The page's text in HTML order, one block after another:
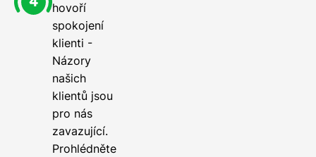
hovoří
spokojení
klienti -
Názory
našich
klientů jsou
pro nás
zavazující.
Prohlédněte